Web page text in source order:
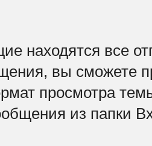
находятся все
вы сможете
просмотра
из папки